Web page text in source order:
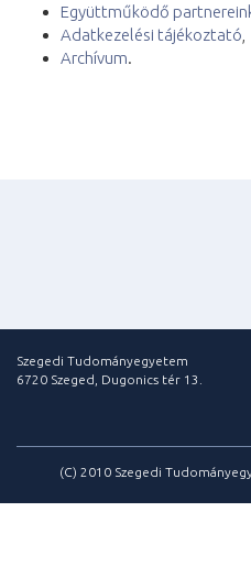
Együttműködő
Adatkezelési tájékoztató,
Archívum.
Szegedi Tudományegyetem
6720 Szeged, Dugonics tér 13.
(C) 2010 Szegedi